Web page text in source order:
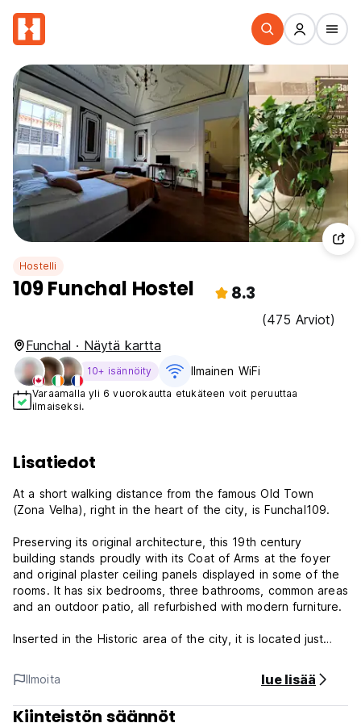
Hostelli
109 Funchal Hostel 8.3
(475 Arviot)
Funchal · Näytä kartta
10+ isännöity Ilmainen WiFi
Varaamalla yli 6 vuorokautta etukäteen voit peruuttaa
ilmaiseksi.
Lisatiedot
At a short walking distance from the famous Old Town
(Zona Velha), right in the heart of the city, is Funchal109.
Preserving its original architecture, this 19th century
building stands proudly with its Coat of Arms at the foyer
and original plaster ceiling panels displayed in some of the
rooms. It has six bedrooms, three bathrooms, common areas
and an outdoor patio, all refurbished with modern furniture.
Inserted in the Historic area of the city, it is located just
as well as main points of interest such as Museums,
Churches, Flower and Fish Market, the biggest Book Shop
in Europe (over 100,000 exposed books!) and souvenir
shops of exclusive Portuguese manufacture.
Ilmoita lue lisää
Kiinteistön säännöt